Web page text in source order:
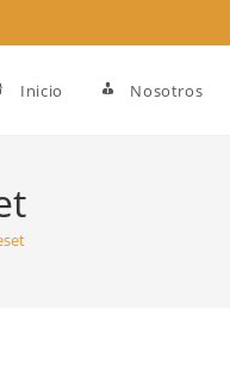
Inicio Nosotros